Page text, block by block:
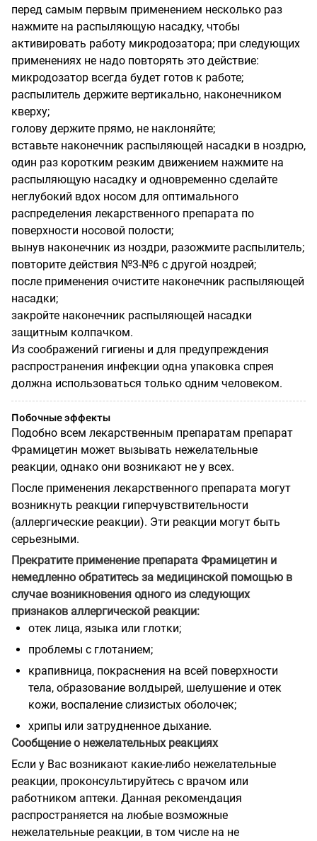
перед самым первым применением несколько раз
нажмите на распыляющую насадку, чтобы
активировать работу микродозатора; при следующих
применениях не надо повторять это действие:
микродозатор всегда будет готов к работе;
распылитель держите вертикально, наконечником
кверху;
голову держите прямо, не наклоняйте;
вставьте наконечник распыляющей насадки в ноздрю,
один раз коротким резким движением нажмите на
распыляющую насадку и одновременно сделайте
неглубокий вдох носом для оптимального
распределения лекарственного препарата по
поверхности носовой полости;
вынув наконечник из ноздри, разожмите распылитель;
повторите действия №3-№6 с другой ноздрей;
после применения очистите наконечник распыляющей
насадки;
закройте наконечник распыляющей насадки
защитным колпачком.
Из соображений гигиены и для предупреждения
распространения инфекции одна упаковка спрея
должна использоваться только одним человеком.
Побочные эффекты
Подобно всем лекарственным препаратам препарат
Фрамицетин может вызывать нежелательные
реакции, однако они возникают не у всех.
После применения лекарственного препарата могут
возникнуть реакции гиперчувствительности
(аллергические реакции). Эти реакции могут быть
серьезными.
Прекратите применение препарата Фрамицетин и
немедленно обратитесь за медицинской помощью в
случае возникновения одного из следующих
признаков аллергической реакции:
отек лица, языка или глотки;
проблемы с глотанием;
крапивница, покраснения на всей поверхности
тела, образование волдырей, шелушение и отек
кожи, воспаление слизистых оболочек;
хрипы или затрудненное дыхание.
Сообщение о нежелательных реакциях
Если у Вас возникают какие-либо нежелательные
реакции, проконсультируйтесь с врачом или
работником аптеки. Данная рекомендация
распространяется на любые возможные
нежелательные реакции, в том числе на не